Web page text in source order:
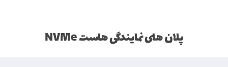
پلان های نمایندگی هاست NVMe